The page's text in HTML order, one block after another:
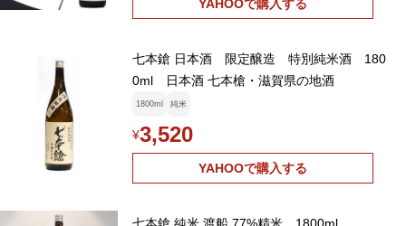
YAHOOで購入する
七本鎗 日本酒 限定醸造 特別純米酒 180
0ml 日本酒 七本槍・滋賀県の地酒
1800ml 純米
¥3,520
YAHOOで購入する